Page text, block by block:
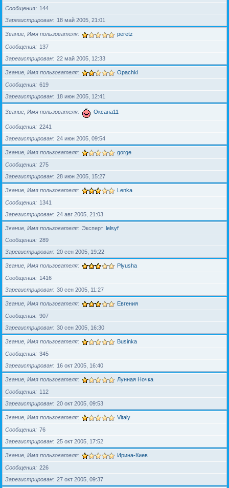
Сообщения
144
Зарегистрирован
18 май 2005, 21:01
Звание, Имя пользователя peretz
Сообщения
137
Зарегистрирован
22 май 2005, 12:33
Звание, Имя пользователя Opachki
Сообщения
619
Зарегистрирован
18 июн 2005, 12:41
Звание, Имя пользователя Оксана11
Сообщения
2241
Зарегистрирован
24 июн 2005, 09:54
Звание, Имя пользователя gorge
Сообщения
275
Зарегистрирован
28 июн 2005, 15:27
Звание, Имя пользователя Lenka
Сообщения
1341
Зарегистрирован
24 авг 2005, 21:03
Звание, Имя пользователя Эксперт lelsyf
Сообщения
289
Зарегистрирован
20 сен 2005, 19:22
Звание, Имя пользователя Plyusha
Сообщения
1416
Зарегистрирован
30 сен 2005, 11:27
Звание, Имя пользователя Евгения
Сообщения
907
Зарегистрирован
30 сен 2005, 16:30
Звание, Имя пользователя Businka
Сообщения
345
Зарегистрирован
16 окт 2005, 16:40
Звание, Имя пользователя Лунная Ночка
Сообщения
112
Зарегистрирован
20 окт 2005, 09:53
Звание, Имя пользователя Vitaly
Сообщения
76
Зарегистрирован
25 окт 2005, 17:52
Звание, Имя пользователя Ирина-Киев
Сообщения
226
Зарегистрирован
27 окт 2005, 09:37